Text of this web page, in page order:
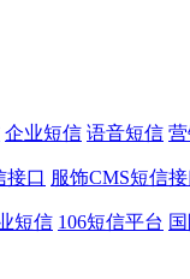
企业短信 语音短信
接口 服饰CMS短信接
短信 106短信平台